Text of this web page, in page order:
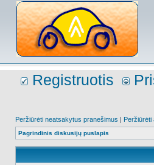
Registruotis
Peržiūrėti neatsakytus pranešimus | Peržiūrėti
Pagrindinis diskusijų puslapis